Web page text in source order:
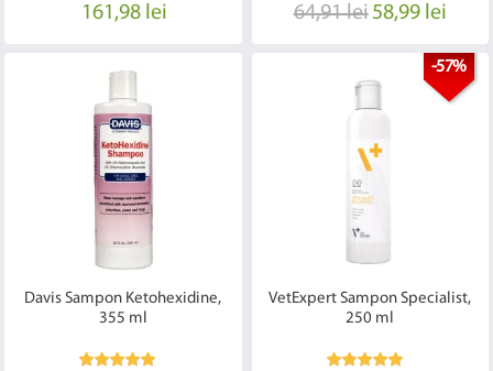
161,98 lei 64,91 lei 58,99 lei
Davis Sampon Ketohexidine,
355 ml
-57%
VetExpert Sampon Specialist,
250 ml